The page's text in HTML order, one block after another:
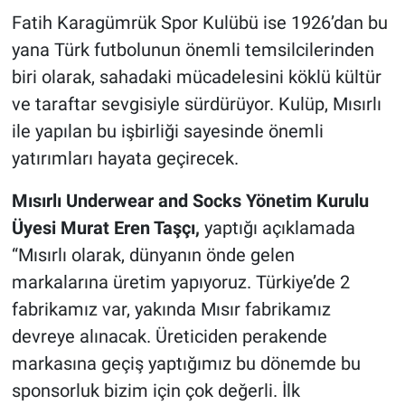
Fatih Karagümrük Spor Kulübü ise 1926’dan bu
yana Türk futbolunun önemli temsilcilerinden
biri olarak, sahadaki mücadelesini köklü kültür
ve taraftar sevgisiyle sürdürüyor. Kulüp, Mısırlı
ile yapılan bu işbirliği sayesinde önemli
yatırımları hayata geçirecek.
Mısırlı Underwear and Socks Yönetim Kurulu
Üyesi Murat Eren Taşçı, yaptığı açıklamada
“Mısırlı olarak, dünyanın önde gelen
markalarına üretim yapıyoruz. Türkiye’de 2
fabrikamız var, yakında Mısır fabrikamız
devreye alınacak. Üreticiden perakende
markasına geçiş yaptığımız bu dönemde bu
sponsorluk bizim için çok değerli. İlk